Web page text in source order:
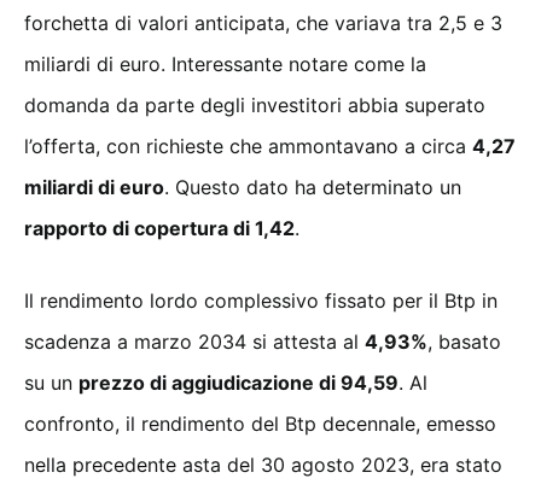
forchetta di valori anticipata, che variava tra 2,5 e 3
miliardi di euro. Interessante notare come la
domanda da parte degli investitori abbia superato
l’offerta, con richieste che ammontavano a circa 4,27
miliardi di euro. Questo dato ha determinato un
rapporto di copertura di 1,42.
Il rendimento lordo complessivo fissato per il Btp in
scadenza a marzo 2034 si attesta al 4,93%, basato
su un prezzo di aggiudicazione di 94,59. Al
confronto, il rendimento del Btp decennale, emesso
nella precedente asta del 30 agosto 2023, era stato